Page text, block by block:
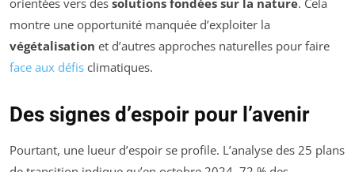
montre une opportunité manquée d’exploiter la
végétalisation et d’autres approches naturelles pour faire
face aux défis climatiques.
Des signes d’espoir pour l’avenir
Pourtant, une lueur d’espoir se profile. L’analyse des 25 plans